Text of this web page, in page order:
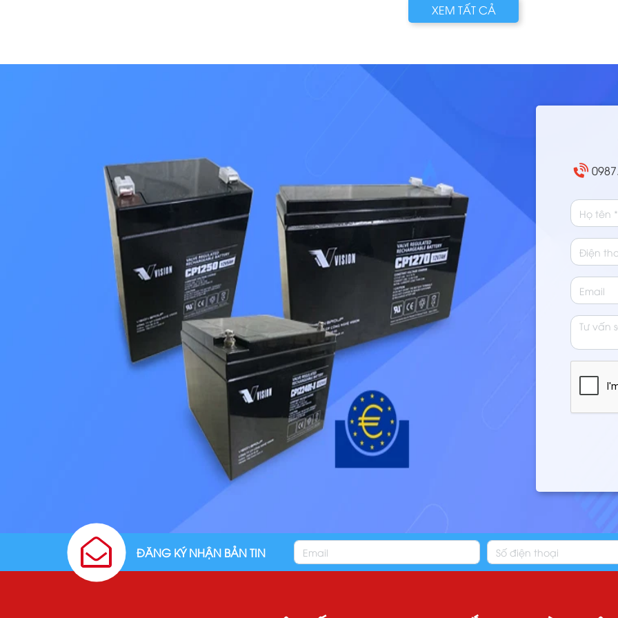
thay ắc quy mới. Tuy nhiên, thủ phạm khiến xe
nằm đường có thể rơi vào 1 trong 3 trường hợp:
phân biệt rõ 3 lỗi này cực kỳ quan trọng để
tránh tình t
XEM TẤT CẢ
ĐĂNG KÝ NHẬN BẢN TIN